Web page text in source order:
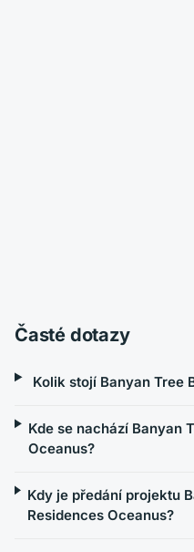
Časté dotazy
Kolik stojí Banyan Tree
Kde se nachází Banyan
Oceanus?
Kdy je předání projektu
Residences Oceanus?